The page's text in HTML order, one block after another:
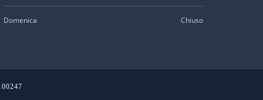
Domenica Chiuso